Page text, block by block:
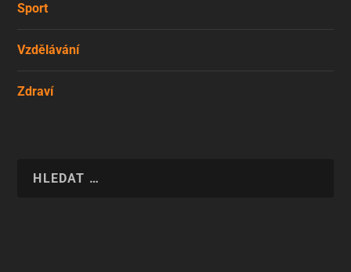
Sport
Vzdělávání
Zdraví